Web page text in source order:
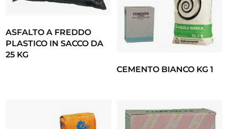
ASFALTO A FREDDO
PLASTICO IN SACCO DA
25 KG
CEMENTO BIANCO KG 1